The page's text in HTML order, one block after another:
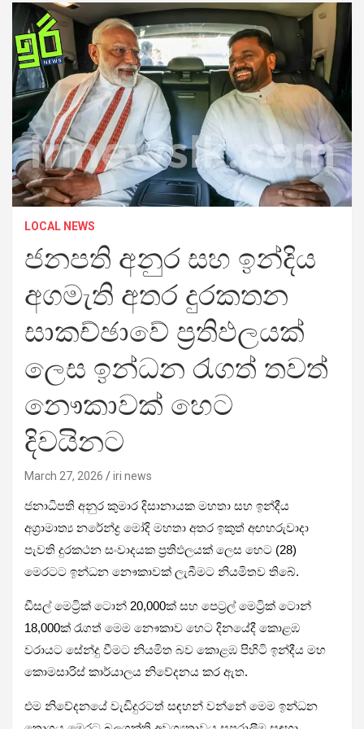
LOCAL NEWS
ජනපති අනුර සහ ඉන්දිය
අගමැති අතර දුරකතන
සාකච්ඡාවේ ප්‍රතිඵලයක්
ලෙස ඉන්ධන රැගත් තවත්
නෞකාවක් හෙට
දිවයිනට
March 27, 2026 iri news
ජනාධිපති අනුර කුමාර දිසානායක මහතා සහ ඉන්දීය
අග්‍රාමාත්‍ය නරේන්ද්‍ර මෝදි මහතා අතර ඉකුත් අඟහරුවාදා
පැවති දුරකථන සංවාදයක ප්‍රතිඵලයක් ලෙස හෙට (28)
මෙරටට ඉන්ධන නෞකාවක් ලැබීමට නියමිතව තිබේ.
ඩීසල් මෙට්‍රික් ටොන් 20,000ක් සහ පෙට්‍රල් මෙට්‍රික් ටොන්
18,000ක් රැගත් මෙම නෞකාව හෙට දිනයේදී කොළඹ
වරායට සේන්දු වීමට නියමිත බව කොළඹ පිහිටි ඉන්දීය මහ
කොමසාරිස් කාර්යාලය නිවේදනය කර ඇත.
එම නිවේදනයේ වැඩිදුරටත් සඳහන් වන්නේ මෙම ඉන්ධන